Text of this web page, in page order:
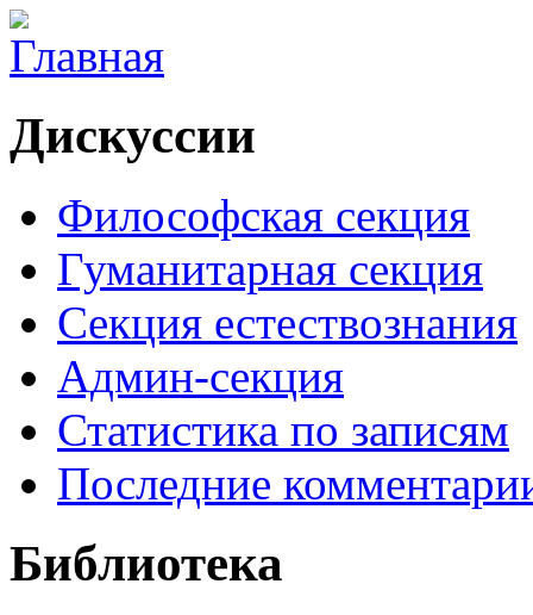
Дискуссии
Философская секция
Гуманитарная секция
Секция естествознания
Админ-секция
Статистика по записям
Последние
Библиотека